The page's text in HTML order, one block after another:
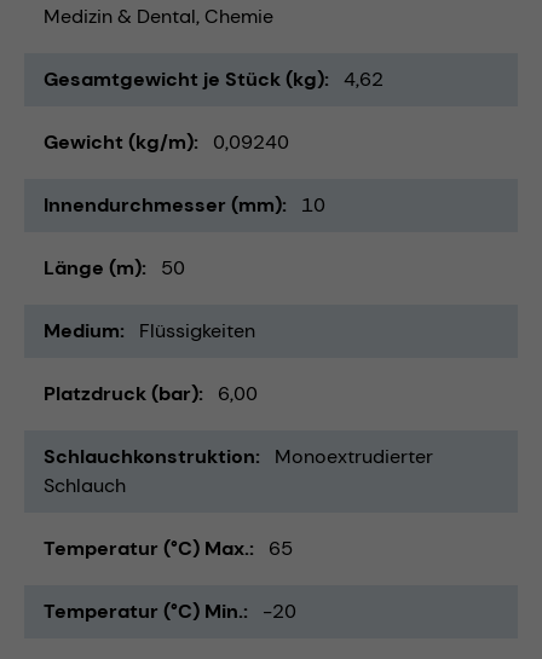
Medizin & Dental Chemie
Gesamtgewicht je Stück (kg) 4,62
Gewicht (kg/m) 0,09240
Innendurchmesser (mm) 10
Länge (m) 50
Medium Flüssigkeiten
Platzdruck (bar) 6,00
Schlauchkonstruktion
Monoextrudierter
Schlauch
Temperatur (°C) Max. 65
Temperatur (°C) Min. -20